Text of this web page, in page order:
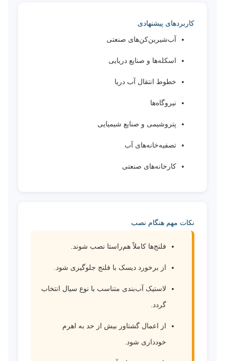
کاربردهای پیشنهادی
آب‌شیرین‌کن‌های صنعتی
اسکله‌ها و صنایع دریایی
خطوط انتقال آب دریا
نیروگاه‌ها
پتروشیمی و صنایع شیمیایی
تصفیه‌خانه‌های آب
کارخانه‌های صنعتی
نکات مهم هنگام نصب
فلنج‌ها کاملاً هم‌راستا نصب شوند.
از برخورد دیسک با فلنج جلوگیری شود.
لاستیک آب‌بندی متناسب با نوع سیال انتخاب
گردد.
از اعمال گشتاور بیش از حد به اهرم
خودداری شود.